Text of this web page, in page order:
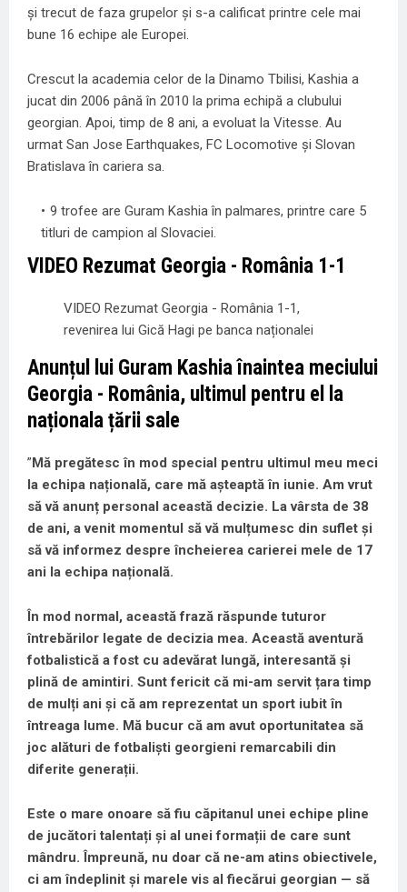
și trecut de faza grupelor și s-a calificat printre cele mai
bune 16 echipe ale Europei.
Crescut la academia celor de la Dinamo Tbilisi, Kashia a
jucat din 2006 până în 2010 la prima echipă a clubului
georgian. Apoi, timp de 8 ani, a evoluat la Vitesse. Au
urmat San Jose Earthquakes, FC Locomotive și Slovan
Bratislava în cariera sa.
9 trofee are Guram Kashia în palmares, printre care 5
titluri de campion al Slovaciei.
VIDEO Rezumat Georgia - România 1-1
VIDEO Rezumat Georgia - România 1-1,
revenirea lui Gică Hagi pe banca naționalei
Anunțul lui Guram Kashia înaintea meciului
Georgia - România, ultimul pentru el la
naționala țării sale
”Mă pregătesc în mod special pentru ultimul meu meci
la echipa națională, care mă așteaptă în iunie. Am vrut
să vă anunț personal această decizie. La vârsta de 38
de ani, a venit momentul să vă mulțumesc din suflet și
să vă informez despre încheierea carierei mele de 17
ani la echipa națională.
În mod normal, această frază răspunde tuturor
întrebărilor legate de decizia mea. Această aventură
fotbalistică a fost cu adevărat lungă, interesantă și
plină de amintiri. Sunt fericit că mi-am servit țara timp
de mulți ani și că am reprezentat un sport iubit în
întreaga lume. Mă bucur că am avut oportunitatea să
joc alături de fotbaliști georgieni remarcabili din
diferite generații.
Este o mare onoare să fiu căpitanul unei echipe pline
de jucători talentați și al unei formații de care sunt
mândru. Împreună, nu doar că ne-am atins obiectivele,
ci am îndeplinit și marele vis al fiecărui georgian — să